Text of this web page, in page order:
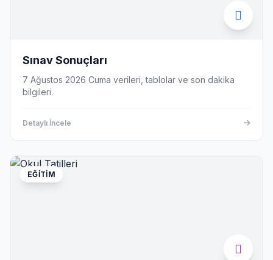
Sınav Sonuçları
7 Ağustos 2026 Cuma verileri, tablolar ve son dakika
bilgileri.
Detaylı İncele
EĞITIM